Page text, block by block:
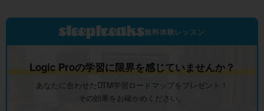
無料体験レッスン
Logic Proの学習に限界を感じていませんか？
あなたに合わせたDTM学習ロードマップをプレゼント！
その効果をお確かめください。